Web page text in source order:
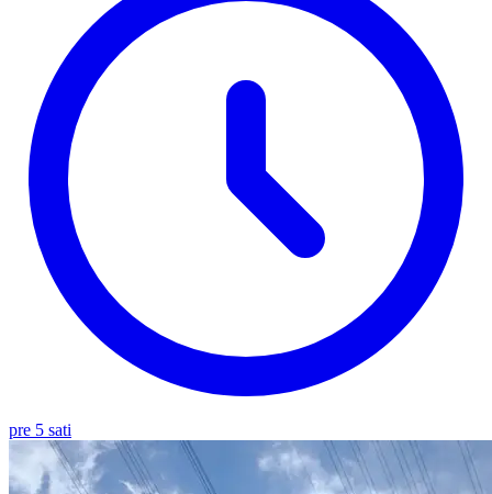
pre 5 sati